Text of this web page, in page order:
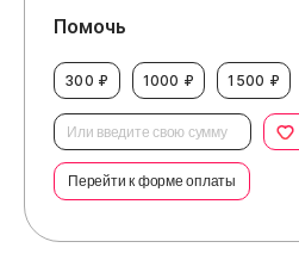
Помочь
300 ₽ 1000 ₽ 1500 ₽
Перейти к форме оплаты